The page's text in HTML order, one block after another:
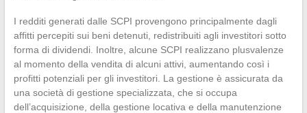
I redditi generati dalle SCPI provengono principalmente dagli
affitti percepiti sui beni detenuti, redistribuiti agli investitori sotto
forma di dividendi. Inoltre, alcune SCPI realizzano plusvalenze
al momento della vendita di alcuni attivi, aumentando così i
profitti potenziali per gli investitori. La gestione è assicurata da
una società di gestione specializzata, che si occupa
dell’acquisizione, della gestione locativa e della manutenzione